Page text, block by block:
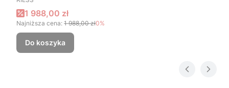
Cena promocyjna
1 988,00 zł
Najniższa cena: 1 988,00 zł0%
Do koszyka